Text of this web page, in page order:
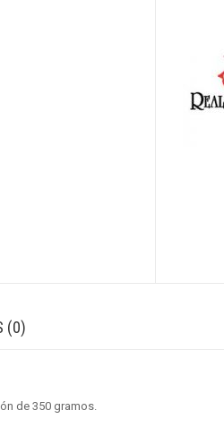
(0)
de 350 gramos.